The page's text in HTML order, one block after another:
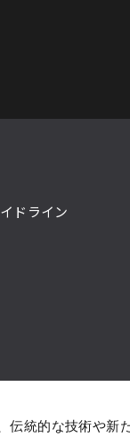
ドライン
伝統的な技術や